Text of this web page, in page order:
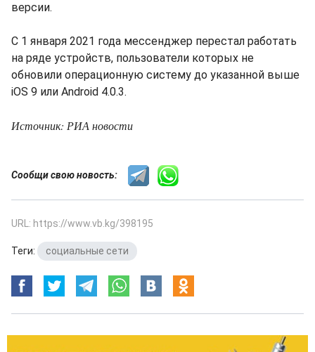
версии.
С 1 января 2021 года мессенджер перестал работать
на ряде устройств, пользователи которых не
обновили операционную систему до указанной выше
iOS 9 или Android 4.0.3.
Источник: РИА новости
Сообщи свою новость:
URL: https://www.vb.kg/398195
Теги: социальные сети